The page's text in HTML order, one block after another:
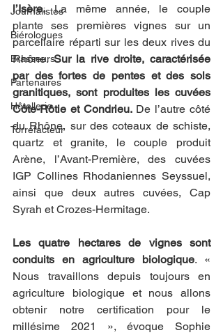
Journalistes
Biérologues
Brasseurs
Partenaires
Hôtellerie
Torrefacteur
l’Isère. La même année, le couple
plante ses premières vignes sur un
parcellaire réparti sur les deux rives du
Rhône. Sur la rive droite, caractérisée
par des fortes de pentes et des sols
granitiques, sont produites les cuvées
Côte-Rôtie et Condrieu. De l’autre côté
du Rhône, sur des coteaux de schiste,
quartz et granite, le couple produit
Arène, l’Avant-Première, des cuvées
IGP Collines Rhodaniennes Seyssuel,
ainsi que deux autres cuvées, Cap
Syrah et Crozes-Hermitage.
Les quatre hectares de vignes sont
conduits en agriculture biologique. «
Nous travaillons depuis toujours en
agriculture biologique et nous allons
obtenir notre certification pour le
millésime 2021 », évoque Sophie